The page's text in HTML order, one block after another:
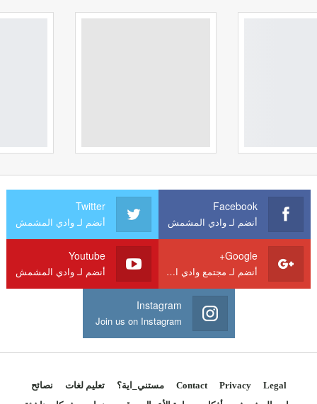
Facebook
أنضم لـ وادي المشمش
Twitter
أنضم لـ وادي المشمش
Google+
أنضم لـ مجتمع وادي المشمش
Youtube
أنضم لـ وادي المشمش
Instagram
Join us on Instagram
Legal
Privacy
Contact مستني_اية؟ تعليم لغات
نصائح